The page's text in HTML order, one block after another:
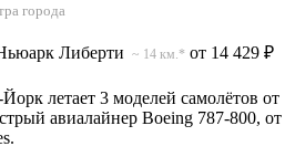
города
Либерти ~ 14 км.* от 14 429 ₽
летает 3 моделей самолётов от
авиалайнер Boeing 787-800, от